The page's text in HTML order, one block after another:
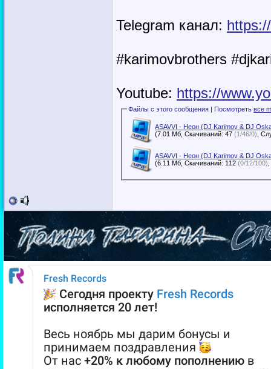
Telegram канал:
#karimovbrothers
Youtube: https://
Файлы с этого сообщения | Посмотретьвсе
ASAVVI - Неон (DJ Karimov & DJ
(7.01 Мб, Скачиваний: 47(1/46/0)
ASAVVI - Неон (DJ Karimov & DJ
(6.11 Мб, Скачиваний: 112(0/12/100)